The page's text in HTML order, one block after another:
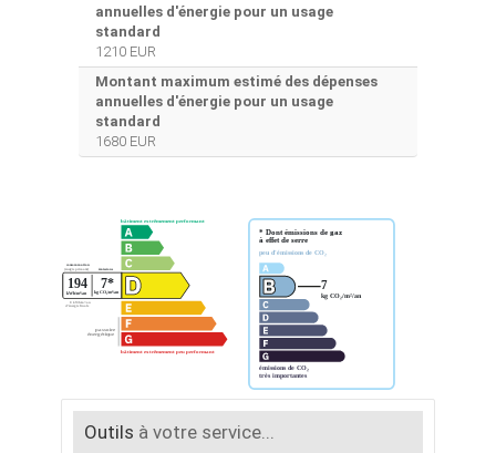
annuelles d'énergie pour un usage
standard
1210 EUR
Montant maximum estimé des dépenses
annuelles d'énergie pour un usage
standard
1680 EUR
Outils à votre service...